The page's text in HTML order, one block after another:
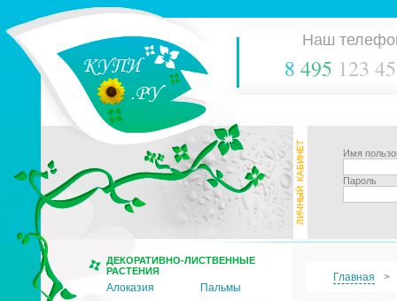
Наш
8 495 123
Имя
Пароль
ДЕКОРАТИВНО-ЛИСТВЕННЫЕ
РАСТЕНИЯ
Алоказия
Пальмы
Главная